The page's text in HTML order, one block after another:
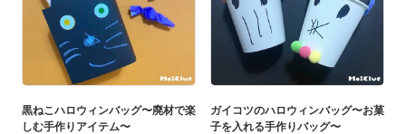
黒ねこハロウィンバッグ〜廃材で楽
しむ手作りアイテム〜
ガイコツのハロウィンバッグ〜お菓
子を入れる手作りバッグ〜